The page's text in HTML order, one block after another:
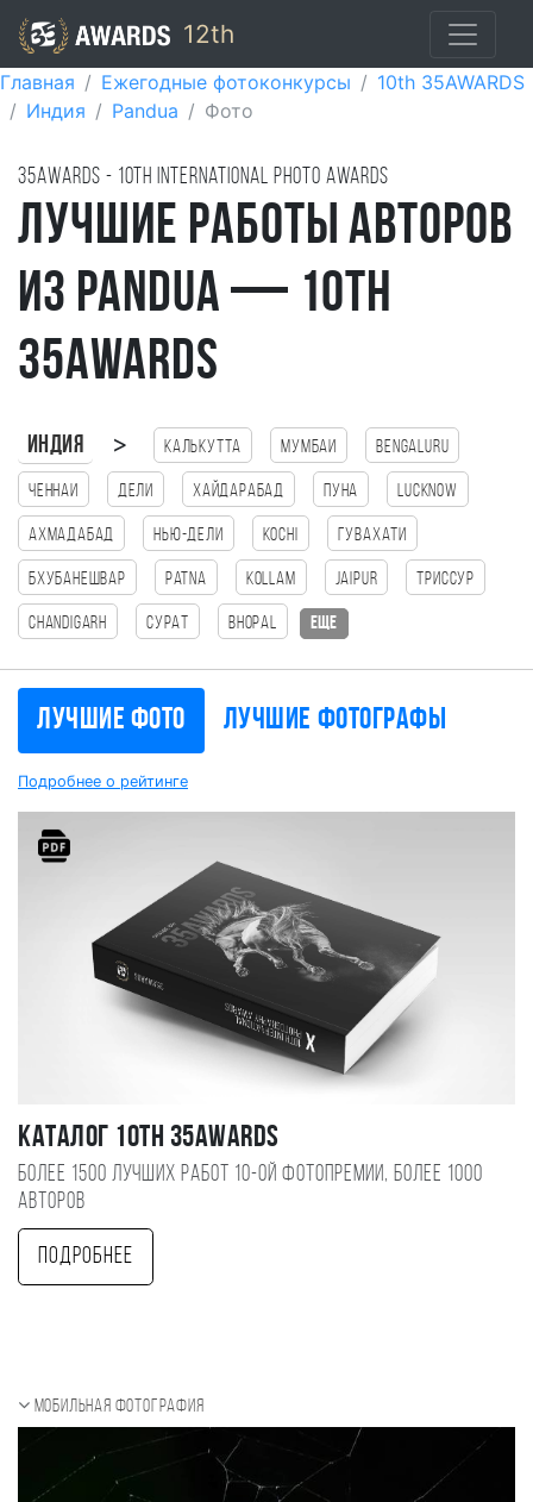
12th
Главная Ежегодные фотоконкурсы
10th 35AWARDS
Индия
Pandua Фото
35AWARDS - 10TH international photo awards
Лучшие работы авторов
из Pandua — 10th
35AWARDS
Индия > Калькутта Мумбаи Bengaluru
Ченнаи Дели Хайдарабад Пуна Lucknow
Ахмадабад Нью-Дели kochi Гувахати
Бхубанешвар patna Kollam Jaipur Триссур
chandigarh Сурат bhopal еще
Лучшие фото Лучшие фотографы
Подробнее о рейтинге
Каталог 10TH 35AWARDS
Более 1500 лучших работ 10-ой фотопремии, более 1000
авторов
Подробнее
Мобильная фотография